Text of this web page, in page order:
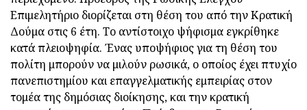
Επιμελητήριο διορίζεται στη θέση του από την Κρατική
Δούμα στις 6 έτη. Το αντίστοιχο ψήφισμα εγκρίθηκε
κατά πλειοψηφία. Ένας υποψήφιος για τη θέση του
πολίτη μπορούν να μιλούν ρωσικά, ο οποίος έχει πτυχίο
πανεπιστημίου και επαγγελματικής εμπειρίας στον
τομέα της δημόσιας διοίκησης, και την κρατική